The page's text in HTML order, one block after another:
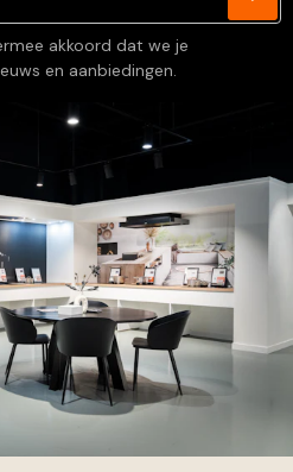
akkoord dat we je
en aanbiedingen.